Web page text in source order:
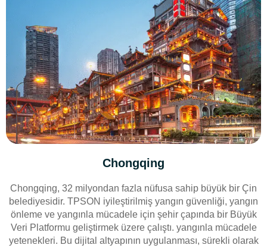
Chongqing
Chongqing, 32 milyondan fazla nüfusa sahip büyük bir Çin
belediyesidir. TPSON iyileştirilmiş yangın güvenliği, yangın
önleme ve yangınla mücadele için şehir çapında bir Büyük
Veri Platformu geliştirmek üzere çalıştı. yangınla mücadele
yetenekleri. Bu dijital altyapının uygulanması, sürekli olarak